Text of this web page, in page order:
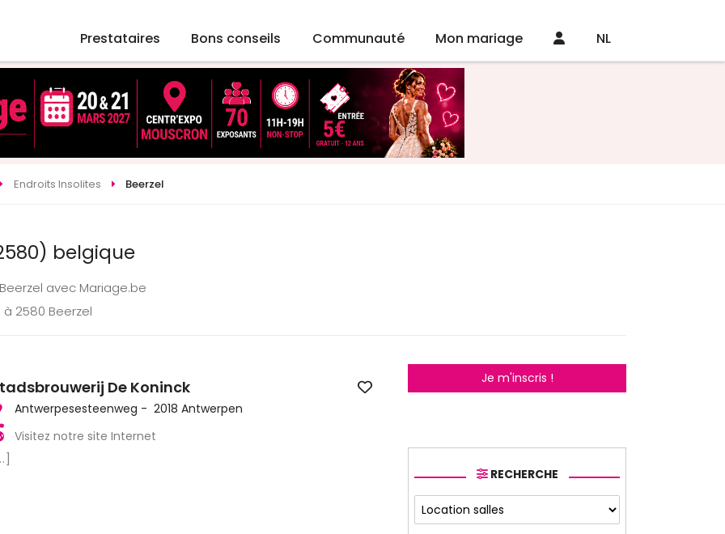
Prestataires Bons conseils Communauté Mon mariage NL
Endroits Insolites Beerzel
belgique
avec Mariage.be
2580 Beerzel
De Koninck
Antwerpesesteenweg - 2018 Antwerpen
Visitez notre site Internet
Je m'inscris !
RECHERCHE